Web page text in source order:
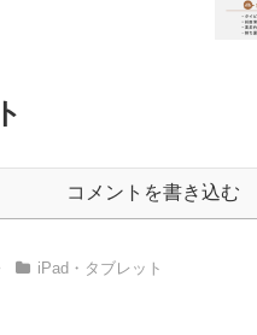
コメントを書き込む
iPad・タブレット